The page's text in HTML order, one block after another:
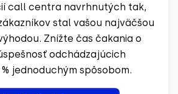
call centra navrhnutých tak,
stal vašou najväčšou
Znížte čas čakania o
odchádzajúcich
jednoduchým spôsobom.